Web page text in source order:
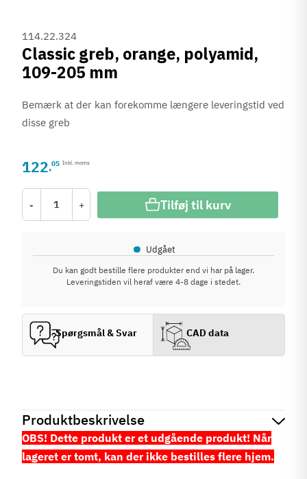
Produktbeskrivelse
OBS! Dette produkt er et udgående produkt! Når
lageret er tomt, kan der ikke bestilles flere hjem.
114.22.324
Classic greb, orange, polyamid,
109-205 mm
Bemærk at der kan forekomme længere leveringstid ved
disse greb
122,05 Inkl. moms
- + Tilføj til kurv
• Udgået
Du kan godt bestille flere produkter end vi har på lager.
Leveringstiden vil heraf være 4-8 dage i stedet.
Spørgsmål & Svar CAD data